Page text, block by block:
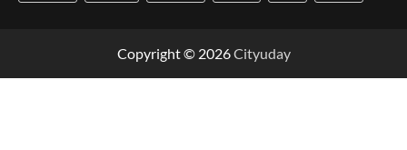
Copyright © 2026Cityuday